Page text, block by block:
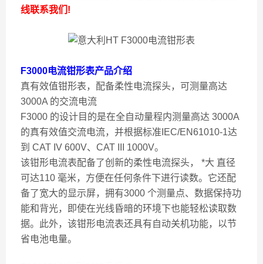
线联系我们!
F3000电流钳形表产品介绍
真有效值钳形表，配备柔性电流探头，可测量高达
3000A 的交流电流
F3000 的设计目的是在全自动量程内测量高达 3000A
的真有效值交流电流，并根据标准IEC/EN61010-1达
到 CAT IV 600V、CAT III 1000V。
该钳形电流表配备了创新的柔性电流探头， *大 直径
可达110 毫米，方便在任何条件下进行读数。它还配
备了宽大的显示屏，拥有3000 个测量点、数据保持功
能和背光，即使在光线昏暗的环境下也能轻松读取数
据。此外，该钳形电流表还具有自动关机功能，以节
省电池电量。